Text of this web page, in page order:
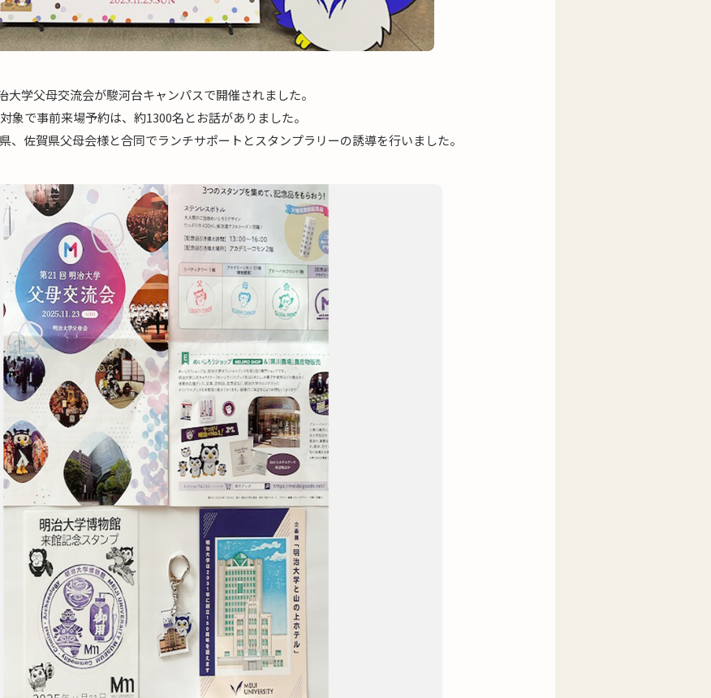
大学父母交流会が駿河台キャンパスで開催されました。
象で事前来場予約は、約1300名とお話がありました。
、佐賀県父母会様と合同でランチサポートとスタンプラリーの誘導を行いました。